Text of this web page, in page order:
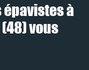
à
vous